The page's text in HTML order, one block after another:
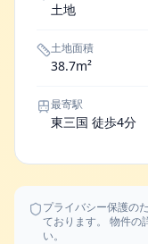
土地
土地面積
38.7m²
最寄駅
東三国 徒歩4分
プライバシー保護の
ております。 物件の
い。